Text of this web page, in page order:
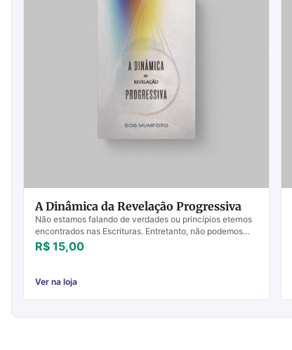
A Dinâmica da Revelação Progressiva
Não estamos falando de verdades ou princípios eternos
encontrados nas Escrituras. Entretanto, não podemos
nos esquecer que a verdade bíblica não é composta p...
R$ 15,00
Ver na loja